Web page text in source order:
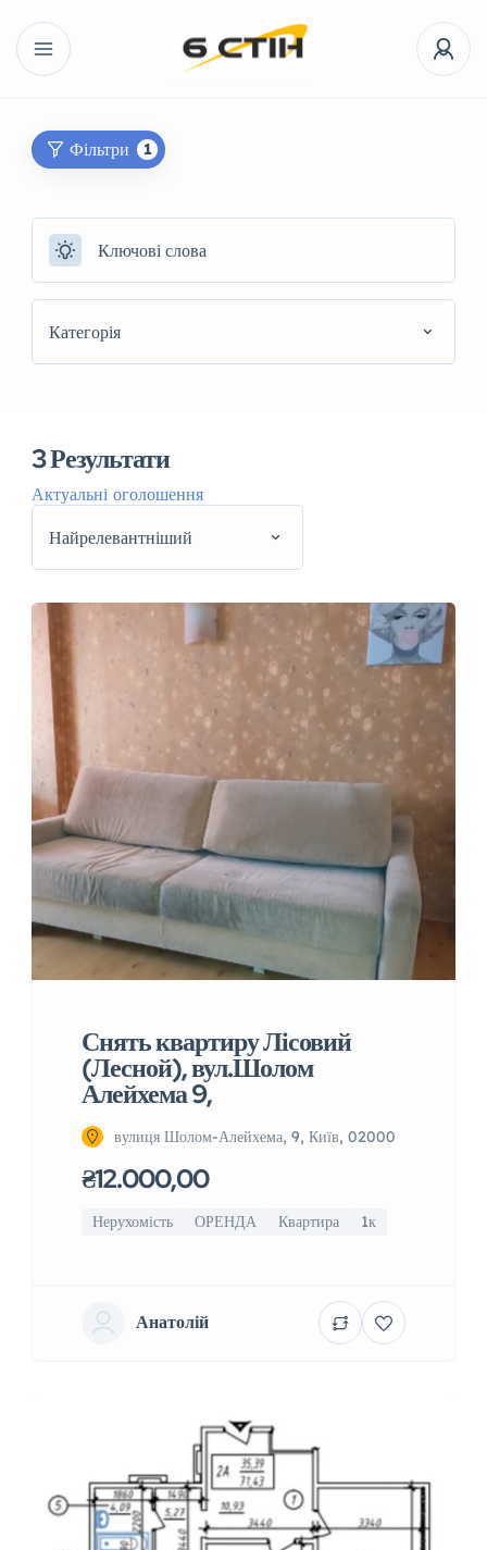
Фільтри 1
Категорія
3Результати
Актуальні оголошення
Найрелевантніший
Снять квартиру Лісовий
(Лесной), вул.Шолом
Алейхема 9,
вулиця Шолом-Алейхема, 9, Київ, 02000
₴12.000,00
Нерухомість ОРЕНДА Квартира 1к
Анатолій